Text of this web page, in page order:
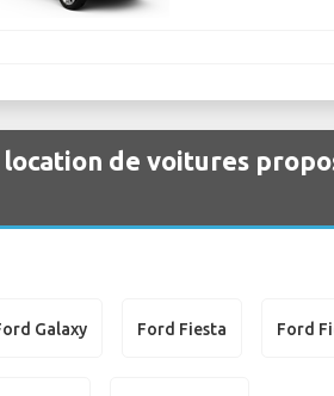
location de voitures
Galaxy Ford Fiesta Ford